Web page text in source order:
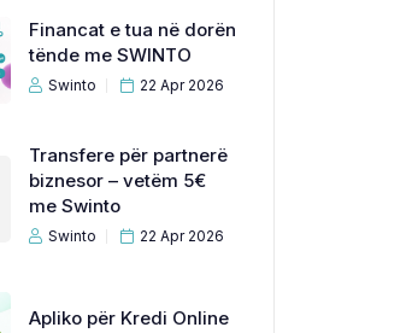
Financat e tua në dorën
tënde me SWINTO
Swinto 22 Apr 2026
Transfere për partnerë
biznesor – vetëm 5€
me Swinto
Swinto 22 Apr 2026
Apliko për Kredi Online